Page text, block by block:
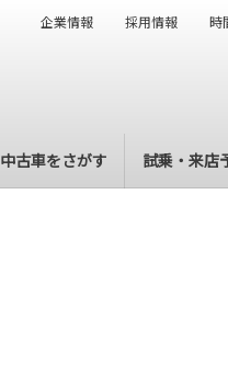
中古車をさがす 試乗・来店
企業情報 採用情報 時